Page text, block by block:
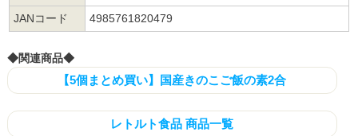
JANコード 4985761820479
◆関連商品◆
【5個まとめ買い】国産きのこご飯の素2合
レトルト食品 商品一覧